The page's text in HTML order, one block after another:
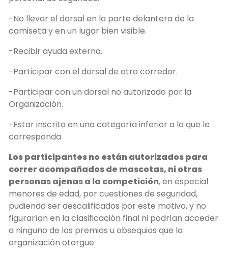
-No llevar el dorsal en la parte delantera de la
camiseta y en un lugar bien visible.
-Recibir ayuda externa.
-Participar con el dorsal de otro corredor.
-Participar con un dorsal no autorizado por la
Organización.
-Estar inscrito en una categoría inferior a la que le
corresponda
Los participantes no están autorizados para
correr acompañados de mascotas, ni otras
personas ajenas a la competición, en especial
menores de edad, por cuestiones de seguridad,
pudiendo ser descalificados por este motivo, y no
figurarían en la clasificación final ni podrían acceder
a ninguno de los premios u obsequios que la
organización otorgue.